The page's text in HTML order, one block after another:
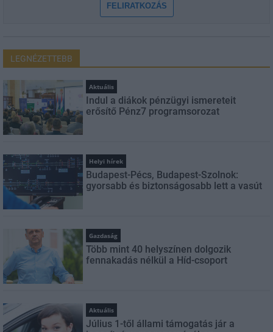
FELIRATKOZÁS
LEGNÉZETTEBB
Aktuális
Indul a diákok pénzügyi ismereteit
erősítő Pénz7 programsorozat
Helyi hírek
Budapest-Pécs, Budapest-Szolnok:
gyorsabb és biztonságosabb lett a vasút
Gazdaság
Több mint 40 helyszínen dolgozik
fennakadás nélkül a Híd-csoport
Aktuális
Július 1-től állami támogatás jár a